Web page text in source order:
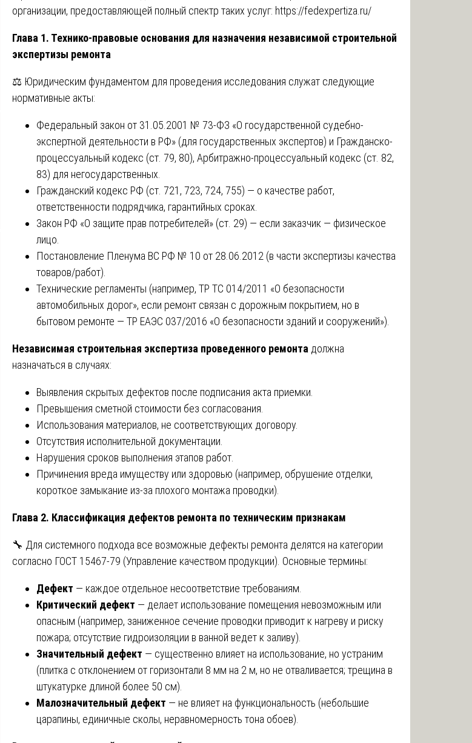
организации, предоставляющей полный спектр таких услуг: https://fedexpertiza.ru/
Глава 1. Технико-правовые основания для назначения независимой строительной
экспертизы ремонта
⚖️ Юридическим фундаментом для проведения исследования служат следующие
нормативные акты:
Федеральный закон от 31.05.2001 № 73-ФЗ «О государственной судебно-
экспертной деятельности в РФ» (для государственных экспертов) и Гражданско-
процессуальный кодекс (ст. 79, 80), Арбитражно-процессуальный кодекс (ст. 82,
83) для негосударственных.
Гражданский кодекс РФ (ст. 721, 723, 724, 755) — о качестве работ,
ответственности подрядчика, гарантийных сроках.
Закон РФ «О защите прав потребителей» (ст. 29) — если заказчик — физическое
лицо.
Постановление Пленума ВС РФ № 10 от 28.06.2012 (в части экспертизы качества
товаров/работ).
Технические регламенты (например, ТР ТС 014/2011 «О безопасности
автомобильных дорог», если ремонт связан с дорожным покрытием, но в
бытовом ремонте — ТР ЕАЭС 037/2016 «О безопасности зданий и сооружений»).
Независимая строительная экспертиза проведенного ремонта должна
назначаться в случаях:
Выявления скрытых дефектов после подписания акта приемки.
Превышения сметной стоимости без согласования.
Использования материалов, не соответствующих договору.
Отсутствия исполнительной документации.
Нарушения сроков выполнения этапов работ.
Причинения вреда имуществу или здоровью (например, обрушение отделки,
короткое замыкание из-за плохого монтажа проводки).
Глава 2. Классификация дефектов ремонта по техническим признакам
🔧 Для системного подхода все возможные дефекты ремонта делятся на категории
согласно ГОСТ 15467-79 (Управление качеством продукции). Основные термины:
Дефект — каждое отдельное несоответствие требованиям.
Критический дефект — делает использование помещения невозможным или
опасным (например, заниженное сечение проводки приводит к нагреву и риску
пожара; отсутствие гидроизоляции в ванной ведет к заливу).
Значительный дефект — существенно влияет на использование, но устраним
(плитка с отклонением от горизонтали 8 мм на 2 м, но не отваливается; трещина в
штукатурке длиной более 50 см).
Малозначительный дефект — не влияет на функциональность (небольшие
царапины, единичные сколы, неравномерность тона обоев).